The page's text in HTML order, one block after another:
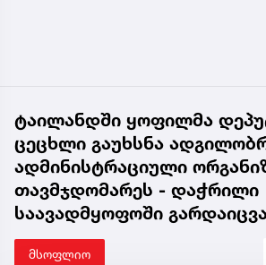
ტაილანდში ყოფილმა
ცეცხლი გაუხსნა
ადმინისტრაციული
თავმჯდომარეს - დაჭრილი
საავადმყოფოში
მსოფლიო